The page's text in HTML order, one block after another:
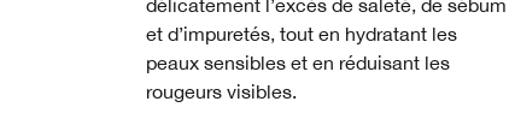
délicatement l’excès de saleté, de sébum
et d’impuretés, tout en hydratant les
peaux sensibles et en réduisant les
rougeurs visibles.